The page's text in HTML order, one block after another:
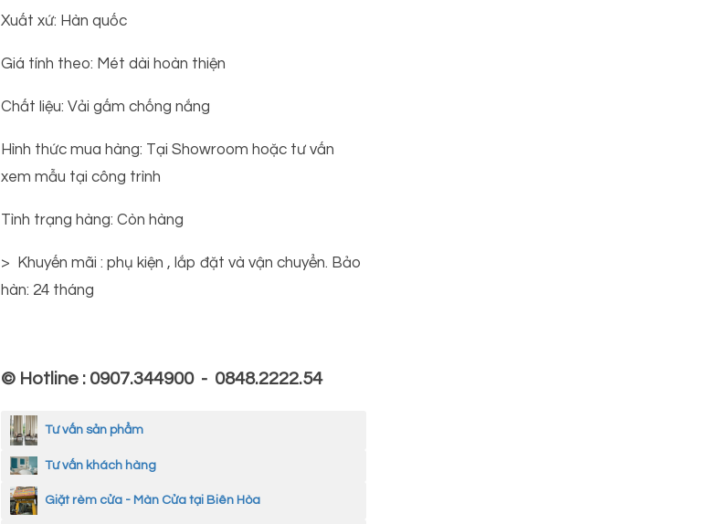
Xuất xứ: Hàn quốc
Giá tính theo: Mét dài hoàn thiện
Chất liệu: Vải gấm chống nắng
Hình thức mua hàng: Tại Showroom hoặc tư vấn
xem mẫu tại công trình
Tình trạng hàng: Còn hàng
> Khuyến mãi : phụ kiện , lắp đặt và vận chuyển. Bảo
hàn: 24 tháng
© Hotline : 0907.344900 - 0848.2222.54
Tư vấn sản phẩm
Tư vấn khách hàng
Giặt rèm cửa - Màn Cửa tại Biên Hòa